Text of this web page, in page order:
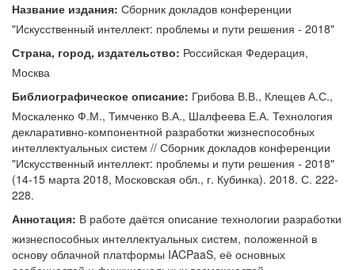
Название издания: Сборник докладов конференции
"Искусственный интеллект: проблемы и пути решения - 2018"
Страна, город, издательство: Российская Федерация,
Москва
Библиографическое описание: Грибова В.В., Клещев А.С.,
Москаленко Ф.М., Тимченко В.А., Шалфеева Е.А. Технология
декларативно-компонентной разработки жизнеспособных
интеллектуальных систем // Сборник докладов конференции
"Искусственный интеллект: проблемы и пути решения - 2018"
(14-15 марта 2018, Московская обл., г. Кубинка). 2018. С. 222-
228.
Аннотация: В работе даётся описание технологии разработки
жизнеспособных интеллектуальных систем, положенной в
основу облачной платформы IACPaaS, её основных